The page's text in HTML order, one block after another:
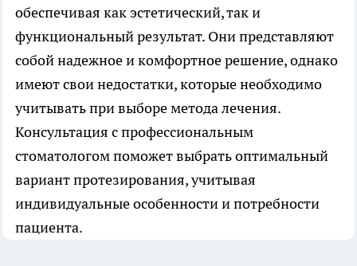
обеспечивая как эстетический, так и
функциональный результат. Они представляют
собой надежное и комфортное решение, однако
имеют свои недостатки, которые необходимо
учитывать при выборе метода лечения.
Консультация с профессиональным
стоматологом поможет выбрать оптимальный
вариант протезирования, учитывая
индивидуальные особенности и потребности
пациента.